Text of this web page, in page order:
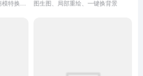
图生图、局部重绘、一键换背景